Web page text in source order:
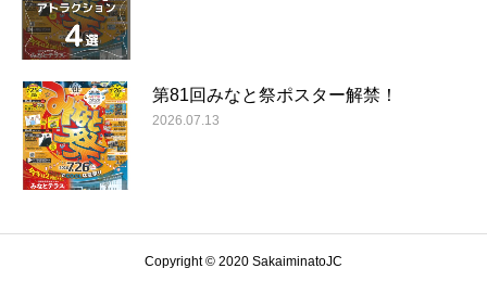
第81回みなと祭ポスター解禁！
2026.07.13
Copyright © 2020 SakaiminatoJC